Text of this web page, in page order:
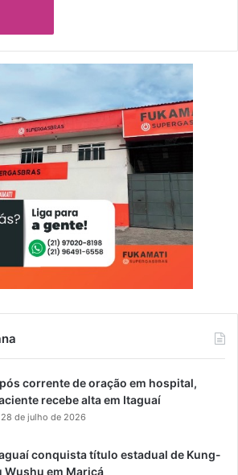
corrente de oração em hospital,
recebe alta em Itaguaí
28 de julho de 2026
conquista título estadual de Kung-
Wushu em Maricá